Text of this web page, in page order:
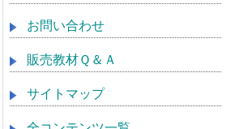
お問い合わせ
販売教材Ｑ＆Ａ
サイトマップ